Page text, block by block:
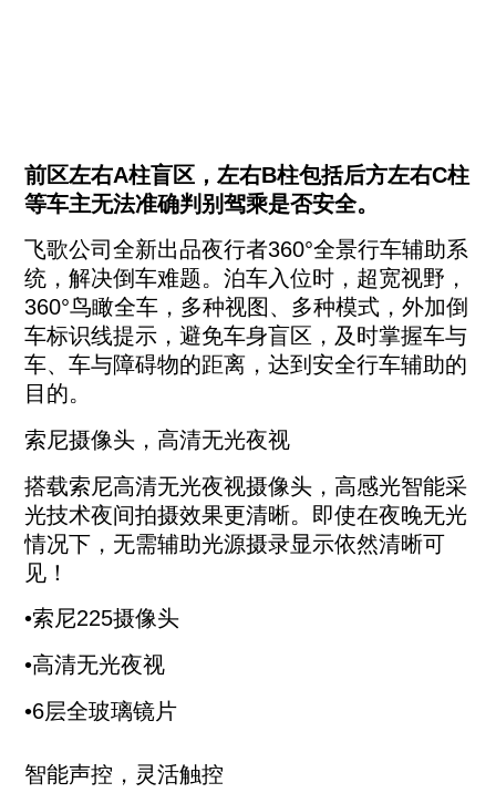
我们就在您的身边
选择省份
前区左右A柱盲区，左右B柱包括后方左右C柱
等车主无法准确判别驾乘是否安全。
飞歌公司全新出品夜行者360°全景行车辅助系
统，解决倒车难题。泊车入位时，超宽视野，
360°鸟瞰全车，多种视图、多种模式，外加倒
车标识线提示，避免车身盲区，及时掌握车与
车、车与障碍物的距离，达到安全行车辅助的
目的。
索尼摄像头，高清无光夜视
搭载索尼高清无光夜视摄像头，高感光智能采
光技术夜间拍摄效果更清晰。即使在夜晚无光
情况下，无需辅助光源摄录显示依然清晰可
见！
•索尼225摄像头
•高清无光夜视
•6层全玻璃镜片
智能声控，灵活触控